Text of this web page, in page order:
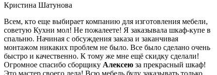
Кристина Шатунова
Всем, кто еще выбирает компанию для изготовления мебели,
советую Кухни мол! Не пожалеете! Я заказывала шкаф-купе в
спальню. Начиная с обсуждения заказа и заканчивая
монтажом никаких проблем не было. Все было сделано очень
быстро и качественно. К тому же мне ещё скидку сделали!
Огромное спасибо сборщику Алексею за прекрасный шкаф!
Это мастер своего дела! Всю мебель буду заказывать только